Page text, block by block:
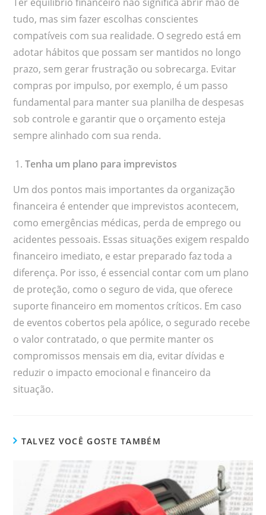
tudo, mas sim fazer escolhas conscientes
compatíveis com sua realidade. O segredo está em
adotar hábitos que possam ser mantidos no longo
prazo, sem gerar frustração ou sobrecarga. Evitar
compras por impulso, por exemplo, é um passo
fundamental para manter sua planilha de despesas
sob controle e garantir que o orçamento esteja
sempre alinhado com sua renda.
Tenha um plano para imprevistos
Um dos pontos mais importantes da organização
financeira é entender que imprevistos acontecem,
como emergências médicas, perda de emprego ou
acidentes pessoais. Essas situações exigem respaldo
financeiro imediato, e estar preparado faz toda a
diferença. Por isso, é essencial contar com um plano
de proteção, como o seguro de vida, que oferece
suporte financeiro em momentos críticos. Em caso
de eventos cobertos pela apólice, o segurado recebe
o valor contratado, o que permite manter os
compromissos mensais em dia, evitar dívidas e
reduzir o impacto emocional e financeiro da
situação.
TALVEZ VOCÊ GOSTE TAMBÉM